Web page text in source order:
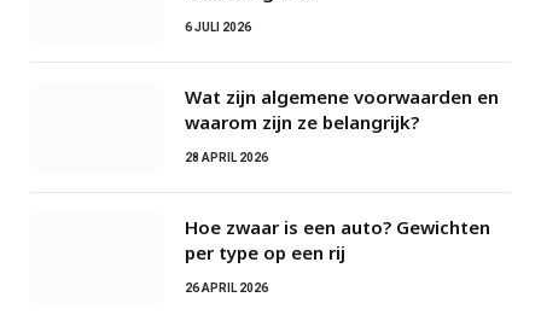
6 JULI 2026
Wat zijn algemene voorwaarden en
waarom zijn ze belangrijk?
28 APRIL 2026
Hoe zwaar is een auto? Gewichten
per type op een rij
26 APRIL 2026